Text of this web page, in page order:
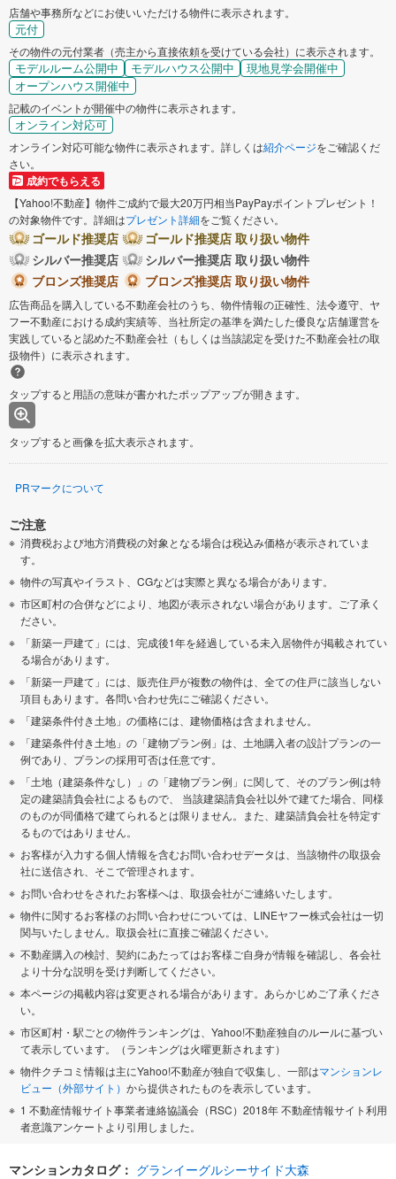
店舗や事務所などにお使いいただける物件に表示されます。
元付
その物件の元付業者（売主から直接依頼を受けている会社）に表示されます。
モデルルーム公開中 モデルハウス公開中
現地見学会開催中
オープンハウス開催中
記載のイベントが開催中の物件に表示されます。
オンライン対応可
オンライン対応可能な物件に表示されます。詳しくは紹介ページをご確認くだ
さい。
成約でもらえる
【Yahoo!不動産】物件ご成約で最大20万円相当PayPayポイントプレゼント！
の対象物件です。詳細はプレゼント詳細をご覧ください。
ゴールド推奨店
ゴールド推奨店 取り扱い物件
シルバー推奨店
シルバー推奨店 取り扱い物件
ブロンズ推奨店
ブロンズ推奨店 取り扱い物件
広告商品を購入している不動産会社のうち、物件情報の正確性、法令遵守、ヤ
フー不動産における成約実績等、当社所定の基準を満たした優良な店舗運営を
実践していると認めた不動産会社（もしくは当該認定を受けた不動産会社の取
扱物件）に表示されます。
タップすると用語の意味が書かれたポップアップが開きます。
タップすると画像を拡大表示されます。
PRマークについて
ご注意
消費税および地方消費税の対象となる場合は税込み価格が表示されていま
す。
物件の写真やイラスト、CGなどは実際と異なる場合があります。
市区町村の合併などにより、地図が表示されない場合があります。ご了承く
ださい。
「新築一戸建て」には、完成後1年を経過している未入居物件が掲載されてい
る場合があります。
「新築一戸建て」には、販売住戸が複数の物件は、全ての住戸に該当しない
項目もあります。各問い合わせ先にご確認ください。
「建築条件付き土地」の価格には、建物価格は含まれません。
「建築条件付き土地」の「建物プラン例」は、土地購入者の設計プランの一
例であり、プランの採用可否は任意です。
「土地（建築条件なし）」の「建物プラン例」に関して、そのプラン例は特
定の建築請負会社によるもので、 当該建築請負会社以外で建てた場合、同様
のものが同価格で建てられるとは限りません。また、建築請負会社を特定す
るものではありません。
お客様が入力する個人情報を含むお問い合わせデータは、当該物件の取扱会
社に送信され、そこで管理されます。
お問い合わせをされたお客様へは、取扱会社がご連絡いたします。
物件に関するお客様のお問い合わせについては、LINEヤフー株式会社は一切
関与いたしません。取扱会社に直接ご確認ください。
不動産購入の検討、契約にあたってはお客様ご自身が情報を確認し、各会社
より十分な説明を受け判断してください。
本ページの掲載内容は変更される場合があります。あらかじめご了承くださ
い。
市区町村・駅ごとの物件ランキングは、Yahoo!不動産独自のルールに基づい
て表示しています。（ランキングは火曜更新されます）
物件クチコミ情報は主にYahoo!不動産が独自で収集し、一部はマンションレ
ビュー（外部サイト） から提供されたものを表示しています。
1 不動産情報サイト事業者連絡協議会（RSC）2018年 不動産情報サイト利用
者意識アンケートより引用しました。
マンションカタログ： グランイーグルシーサイド大森